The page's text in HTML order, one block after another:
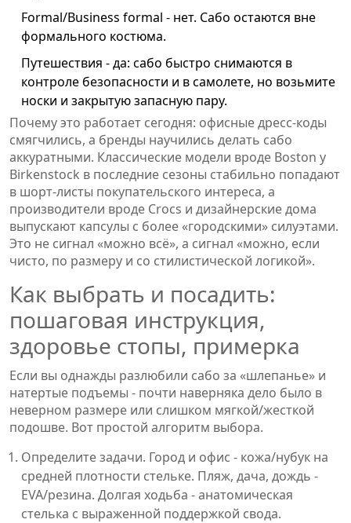
Formal/Business formal - нет. Сабо остаются вне
формального костюма.
Путешествия - да: сабо быстро снимаются в
контроле безопасности и в самолете, но возьмите
носки и закрытую запасную пару.
Почему это работает сегодня: офисные дресс-коды
смягчились, а бренды научились делать сабо
аккуратными. Классические модели вроде Boston у
Birkenstock в последние сезоны стабильно попадают
в шорт-листы покупательского интереса, а
производители вроде Crocs и дизайнерские дома
выпускают капсулы с более «городскими» силуэтами.
Это не сигнал «можно всё», а сигнал «можно, если
чисто, по размеру и со стилистической логикой».
Как выбрать и посадить:
пошаговая инструкция,
здоровье стопы, примерка
Если вы однажды разлюбили сабо за «шлепанье» и
натертые подъемы - почти наверняка дело было в
неверном размере или слишком мягкой/жесткой
подошве. Вот простой алгоритм выбора.
Определите задачи. Город и офис - кожа/нубук на
средней плотности стельке. Пляж, дача, дождь -
EVA/резина. Долгая ходьба - анатомическая
стелька с выраженной поддержкой свода.